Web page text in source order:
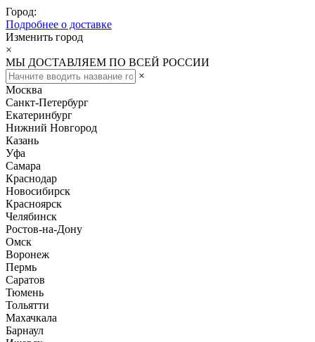
Город:
Подробнее о доставке
Изменить город
×
МЫ ДОСТАВЛЯЕМ ПО ВСЕЙ РОССИИ
×
Москва
Санкт-Петербург
Екатеринбург
Нижний Новгород
Казань
Уфа
Самара
Краснодар
Новосибирск
Красноярск
Челябинск
Ростов-на-Дону
Омск
Воронеж
Пермь
Саратов
Тюмень
Тольятти
Махачкала
Барнаул